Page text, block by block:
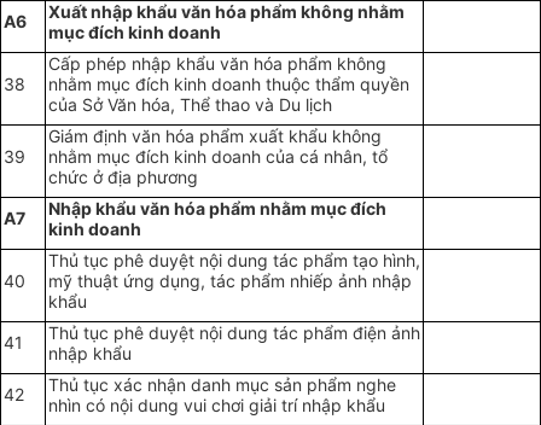
A6
Xuất nhập khẩu văn hóa phẩm không nhằm
mục đích kinh doanh
38
Cấp phép nhập khẩu văn hóa phẩm không
nhằm mục đích kinh doanh thuộc thẩm quyền
của Sở Văn hóa, Thể thao và Du lịch
39
Giám định văn hóa phẩm xuất khẩu không
nhằm mục đích kinh doanh của cá nhân, tổ
chức ở địa phương
A7
Nhập khẩu văn hóa phẩm nhằm mục đích
kinh doanh
40
Thủ tục phê duyệt nội dung tác phẩm tạo hình,
mỹ thuật ứng dụng, tác phẩm nhiếp ảnh nhập
khẩu
41
Thủ tục phê duyệt nội dung tác phẩm điện ảnh
nhập khẩu
42
Thủ tục xác nhận danh mục sản phẩm nghe
nhìn có nội dung vui chơi giải trí nhập khẩu